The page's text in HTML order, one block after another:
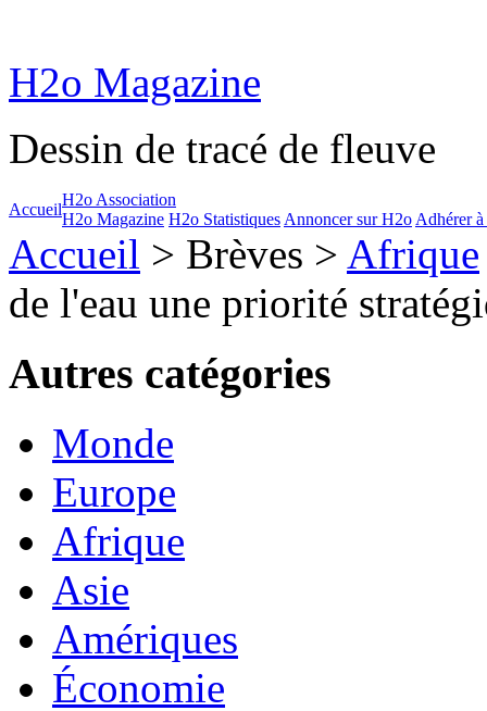
H2o Magazine
Dessin de tracé de fleuve
Accueil
H2o Association
H2o Magazine H2o Statistiques Annoncer sur H2o Adhérer
Accueil > Brèves > Afrique
de l'eau une priorité
Autres catégories
Monde
Europe
Afrique
Asie
Amériques
Économie